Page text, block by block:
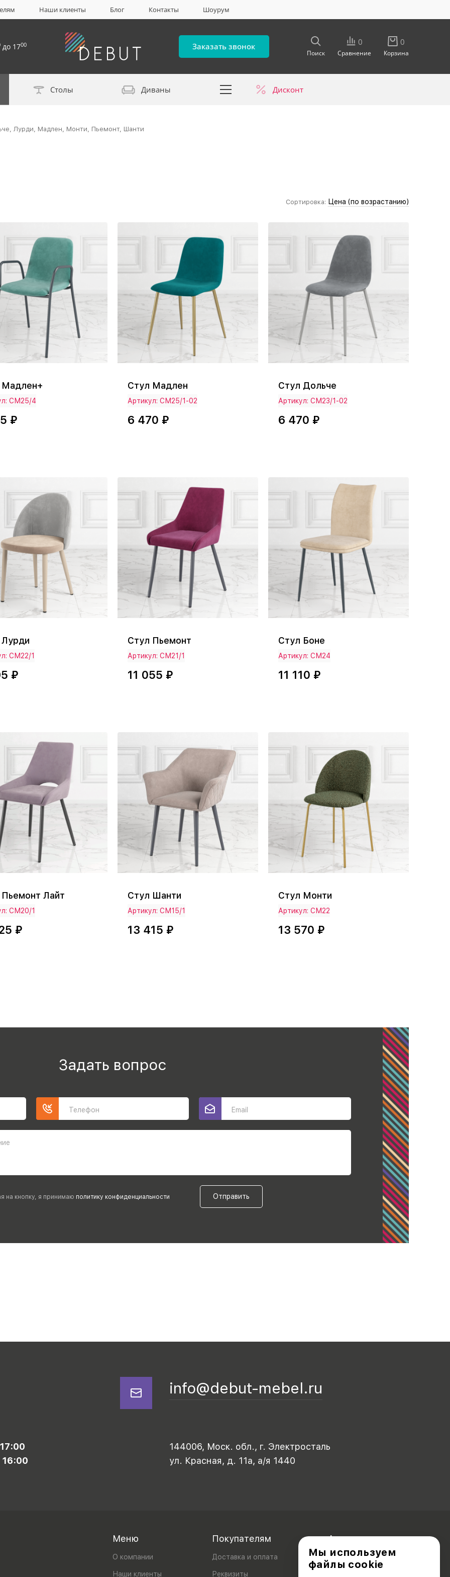
Наши клиенты Блог Контакты Шоурум
до 1700 Заказать звонок
Поиск
0
Сравнение
0
Корзина
Столы Диваны Дисконт
Лурди, Мадлен, Монти, Пьемонт, Шанти
Сортировка: Цена (по возрастанию)
Мадлен+
СМ25/4
₽
Стул Мадлен
Артикул: СМ25/1-02
6 470 ₽
Стул Дольче
Артикул: СМ23/1-02
6 470 ₽
СМ22/1
₽
Стул Пьемонт
Артикул: СМ21/1
11 055 ₽
Стул Боне
Артикул: СМ24
11 110 ₽
Лайт
СМ20/1
₽
Стул Шанти
Артикул: СМ15/1
13 415 ₽
Стул Монти
Артикул: СМ22
13 570 ₽
Задать вопрос
Телефон Email
на кнопку, я принимаю политику конфиденциальности Отправить
info@debut-mebel.ru
144006, Моск. обл., г. Электросталь
ул. Красная, д. 11а, а/я 1440
Меню
О компании
Наши клиенты
Покупателям
Доставка и оплата
Реквизиты
Акционерам
Мы используем
файлы cookie